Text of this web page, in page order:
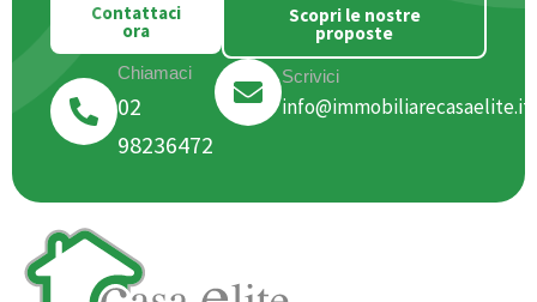
Contattaci
ora
Scopri le nostre
proposte
Chiamaci
02
98236472
Scrivici
info@immobiliarecasaelite.it